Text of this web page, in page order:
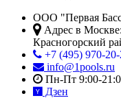
ООО "Первая
Адрес в Москве:
Красногорский
+7 (495) 970-
info@1pools.ru
Пн-Пт 9:00-
Дзен